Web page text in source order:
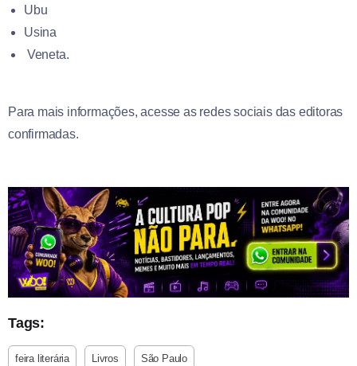
Ubu
Usina
Veneta.
Para mais informações, acesse as redes sociais das editoras
confirmadas.
Tags:
feira literária Livros São Paulo